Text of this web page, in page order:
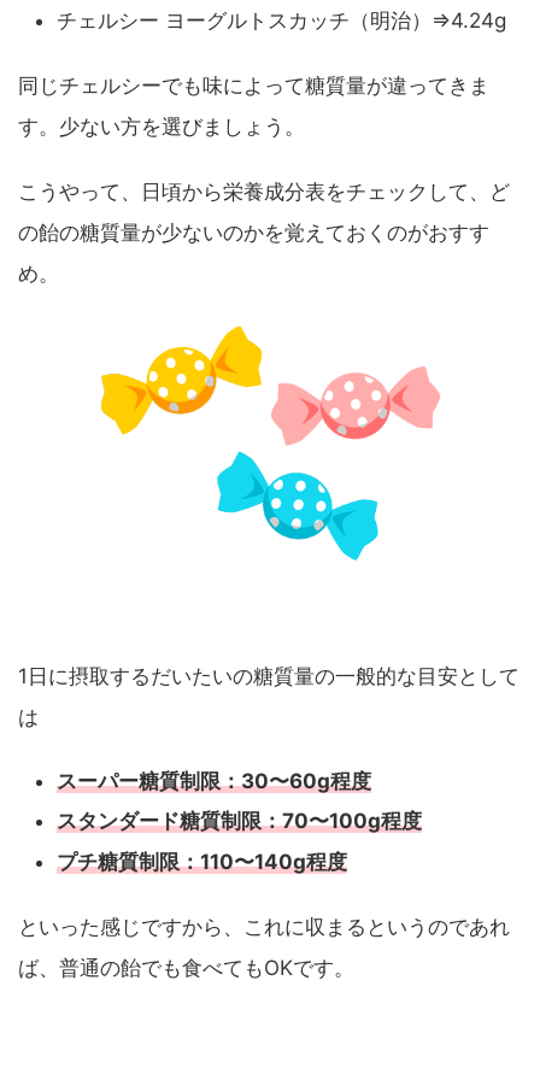
チェルシー ヨーグルトスカッチ（明治）⇒4.24g
同じチェルシーでも味によって糖質量が違ってきま
す。少ない方を選びましょう。
こうやって、日頃から栄養成分表をチェックして、ど
の飴の糖質量が少ないのかを覚えておくのがおすす
め。
1日に摂取するだいたいの糖質量の一般的な目安として
は
スーパー糖質制限：30〜60g程度
スタンダード糖質制限：70〜100g程度
プチ糖質制限：110〜140g程度
といった感じですから、これに収まるというのであれ
ば、普通の飴でも食べてもOKです。